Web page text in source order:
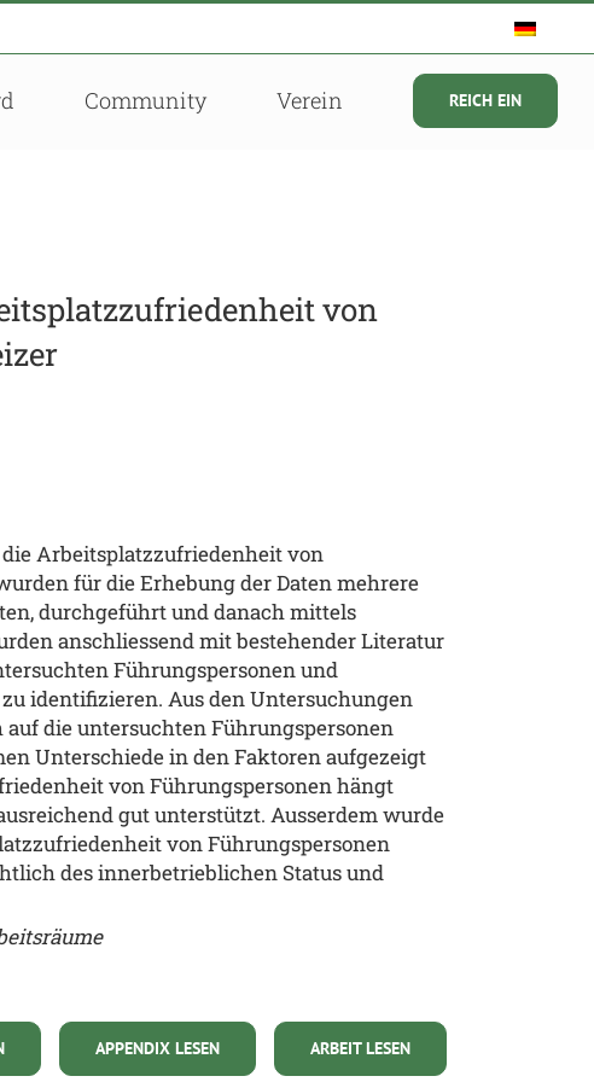
Community Verein REICH EIN
von
Arbeitsplatzzufriedenheit von
für die Erhebung der Daten mehrere
durchgeführt und danach mittels
anschliessend mit bestehender Literatur
Führungspersonen und
identifizieren. Aus den Untersuchungen
die untersuchten Führungspersonen
Unterschiede in den Faktoren aufgezeigt
von Führungspersonen hängt
gut unterstützt. Ausserdem wurde
von Führungspersonen
des innerbetrieblichen Status und
ARBEIT LESEN
APPENDIX LESEN